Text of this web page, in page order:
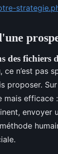
des fichiers
, ce n’est pas
proposer.
mais
envoyer